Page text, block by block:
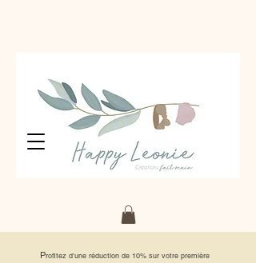
Profitez d'une réduction de 10% sur votre première